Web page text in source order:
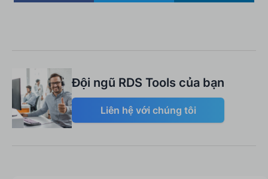
Đội ngũ RDS Tools của bạn
Liên hệ với chúng tôi